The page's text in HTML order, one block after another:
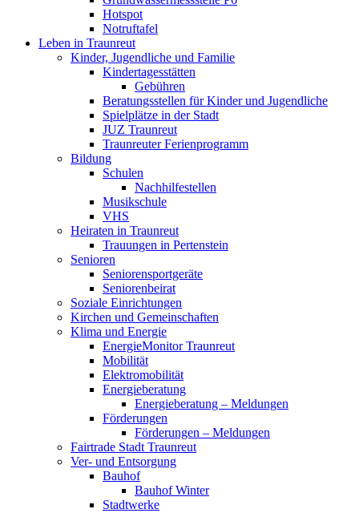
Hotspot
Notruftafel
Leben in Traunreut
Kinder, Jugendliche und Familie
Kindertagesstätten
Gebühren
Beratungsstellen für Kinder und Jugendliche
Spielplätze in der Stadt
JUZ Traunreut
Traunreuter Ferienprogramm
Bildung
Schulen
Nachhilfestellen
Musikschule
VHS
Heiraten in Traunreut
Trauungen in Pertenstein
Senioren
Seniorensportgeräte
Seniorenbeirat
Soziale Einrichtungen
Kirchen und Gemeinschaften
Klima und Energie
EnergieMonitor Traunreut
Mobilität
Elektromobilität
Energieberatung
Energieberatung – Meldungen
Förderungen
Förderungen – Meldungen
Fairtrade Stadt Traunreut
Ver- und Entsorgung
Bauhof
Bauhof Winter
Stadtwerke